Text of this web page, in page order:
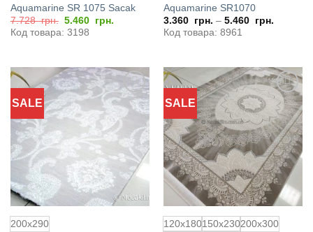
Aquamarine SR 1075 Sacak
7.728грн. Первоначальная
цена
составляла
5.460 грн.Текущая
Код товара: 3198
Aquamarine SR1070
3.360 грн. – 5.460 грн.
Код товара: 8961
SALE
Добавить
избранное
200x290
SALE
Добавить
в
избранное
120x180150x230200x300